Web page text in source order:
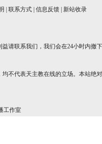
联系方式 信息反馈 新站收录
请联系我们，我们会在24小时内撤下
不代表天主教在线的立场。本站绝
工作室